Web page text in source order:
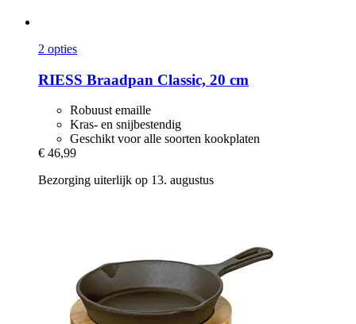
2 opties
RIESS Braadpan Classic, 20 cm
Robuust emaille
Kras- en snijbestendig
Geschikt voor alle soorten kookplaten
€ 46,99
Bezorging uiterlijk op 13. augustus